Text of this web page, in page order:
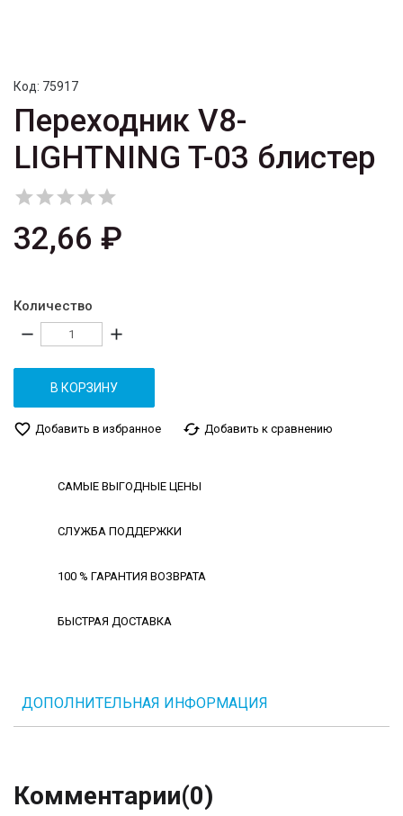
Код: 75917
Переходник V8-
LIGHTNING T-03 блистер

32,66 ₽
Количество
remove add
В КОРЗИНУ
favorite_border Добавить в избранное cached Добавить к сравнению
САМЫЕ ВЫГОДНЫЕ ЦЕНЫ
СЛУЖБА ПОДДЕРЖКИ
100 % ГАРАНТИЯ ВОЗВРАТА
БЫСТРАЯ ДОСТАВКА
ДОПОЛНИТЕЛЬНАЯ ИНФОРМАЦИЯ
Комментарии(0)